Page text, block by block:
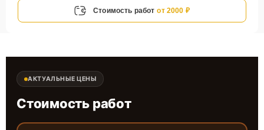
Стоимость работ от 2000 ₽
АКТУАЛЬНЫЕ ЦЕНЫ
Стоимость работ